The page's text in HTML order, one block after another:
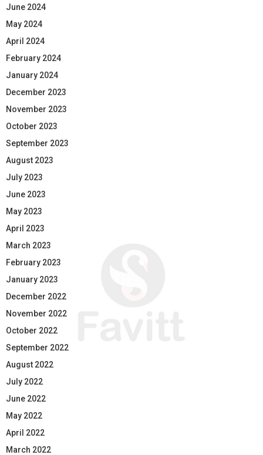
June 2024
May 2024
April 2024
February 2024
January 2024
December 2023
November 2023
October 2023
September 2023
August 2023
July 2023
June 2023
May 2023
April 2023
March 2023
February 2023
January 2023
December 2022
November 2022
October 2022
September 2022
August 2022
July 2022
June 2022
May 2022
April 2022
March 2022